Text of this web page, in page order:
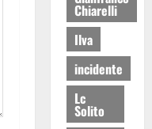
Chiarelli
Ilva
incidente
Lc
Solito